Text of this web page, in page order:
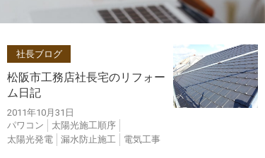
社長ブログ
松阪市工務店社長宅のリフォー
ム日記
2011年10月31日
パワコン
太陽光施工順序
太陽光発電
漏水防止施工 電気工事